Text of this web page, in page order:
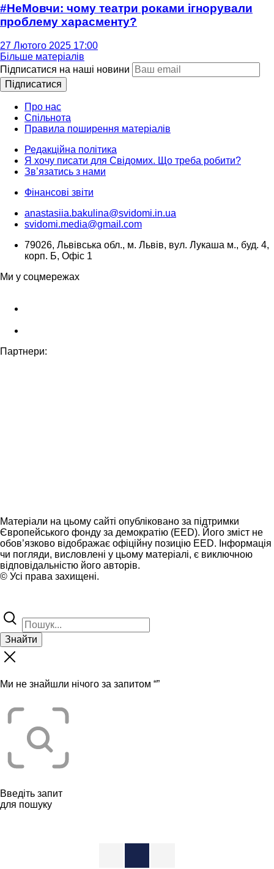
#НеМовчи: чому театри роками ігнорували
проблему харасменту?
27 Лютого 2025 17:00
Більше матеріалів
Підписатися на наші новини
Підписатися
Про нас
Спільнота
Правила поширення матеріалів
Редакційна політика
Я хочу писати для Свідомих. Що треба робити?
Зв’язатись з нами
Фінансові звіти
anastasiia.bakulina@svidomi.in.ua
svidomi.media@gmail.com
79026, Львівська обл., м. Львів, вул. Лукаша м., буд. 4,
корп. Б, Офіс 1
Ми у соцмережах
Партнери:
Матеріали на цьому сайті опубліковано за підтримки
Європейського фонду за демократію (EED). Його зміст не
обов’язково відображає офіційну позицію EED. Інформація
чи погляди, висловлені у цьому матеріалі, є виключною
відповідальністю його авторів.
© Усі права захищені.
Знайти
Ми не знайшли нічого за запитом “”
Введіть запит
для пошуку